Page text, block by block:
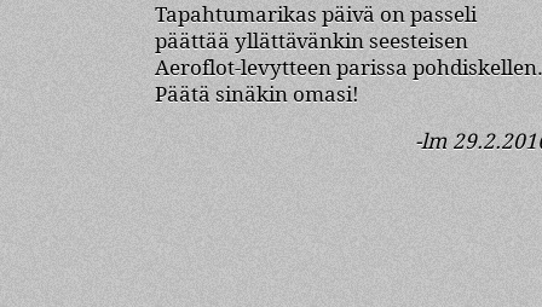
Tapahtumarikas päivä on passeli
päättää yllättävänkin seesteisen
Aeroflot-levytteen parissa pohdiskellen.
Päätä sinäkin omasi!
-lm